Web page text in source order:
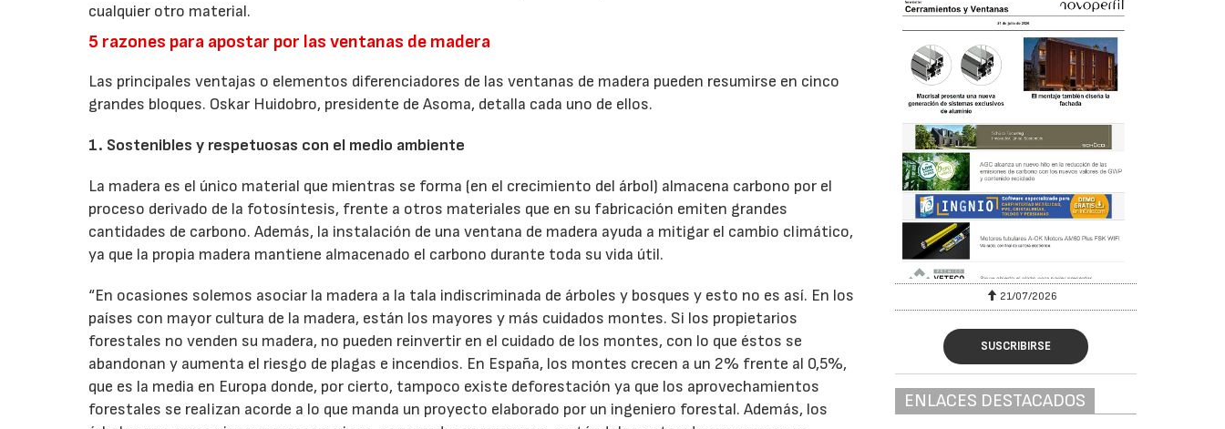
cualquier otro material.
5 razones para apostar por las ventanas de madera
Las principales ventajas o elementos diferenciadores de las ventanas de madera pueden resumirse en cinco
grandes bloques. Oskar Huidobro, presidente de Asoma, detalla cada uno de ellos.
1. Sostenibles y respetuosas con el medio ambiente
La madera es el único material que mientras se forma (en el crecimiento del árbol) almacena carbono por el
proceso derivado de la fotosíntesis, frente a otros materiales que en su fabricación emiten grandes
cantidades de carbono. Además, la instalación de una ventana de madera ayuda a mitigar el cambio climático,
ya que la propia madera mantiene almacenado el carbono durante toda su vida útil.
“En ocasiones solemos asociar la madera a la tala indiscriminada de árboles y bosques y esto no es así. En los
países con mayor cultura de la madera, están los mayores y más cuidados montes. Si los propietarios
forestales no venden su madera, no pueden reinvertir en el cuidado de los montes, con lo que éstos se
abandonan y aumenta el riesgo de plagas e incendios. En España, los montes crecen a un 2% frente al 0,5%,
que es la media en Europa donde, por cierto, tampoco existe deforestación ya que los aprovechamientos
forestales se realizan acorde a lo que manda un proyecto elaborado por un ingeniero forestal. Además, los
21/07/2026 28/07/2026 21/07/2026
SUSCRIBIRSE
ENLACES DESTACADOS